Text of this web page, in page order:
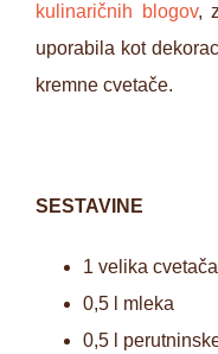
kulinaričnih blogov,
uporabila kot
kremne cvetače.
SESTAVINE
1 velika cvetača
0,5 l mleka
0,5 l